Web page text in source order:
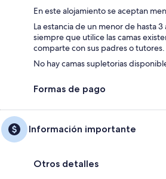
En este alojamiento se aceptan
La estancia de un menor de hasta
siempre que utilice las camas
comparte con sus padres o tutores.
No hay camas supletorias
Formas de pago
Información importante
Otros detalles